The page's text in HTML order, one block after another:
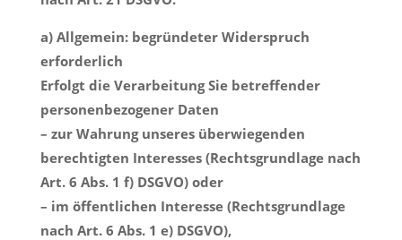
a) Allgemein: begründeter Widerspruch
erforderlich
Erfolgt die Verarbeitung Sie betreffender
personenbezogener Daten
– zur Wahrung unseres überwiegenden
berechtigten Interesses (Rechtsgrundlage nach
Art. 6 Abs. 1 f) DSGVO) oder
– im öffentlichen Interesse (Rechtsgrundlage
nach Art. 6 Abs. 1 e) DSGVO),